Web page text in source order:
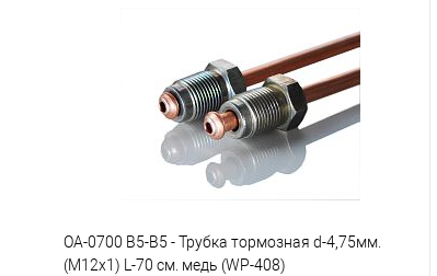
Под заказ
OA-0700 B5-B5 - Трубка тормозная d-4,75мм.
(М12х1) L-70 см. медь (WP-408)